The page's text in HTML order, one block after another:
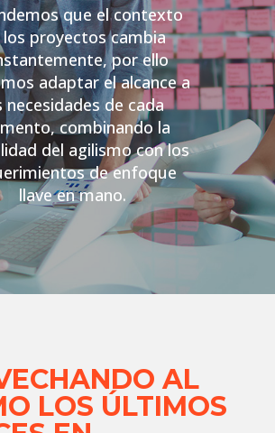
que el contexto
los proyectos cambia
por ello
adaptar el alcance a
necesidades de cada
combinando la
del agilismo con los
de enfoque
llave en mano.
AL
LOS ÚLTIMOS